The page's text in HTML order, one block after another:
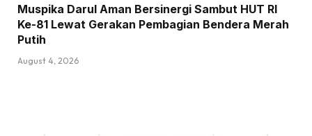
Muspika Darul Aman Bersinergi Sambut HUT RI
Ke-81 Lewat Gerakan Pembagian Bendera Merah
Putih
August 4, 2026